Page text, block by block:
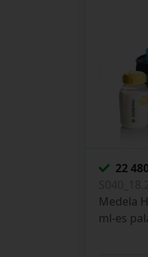
22
Medela
ml-es